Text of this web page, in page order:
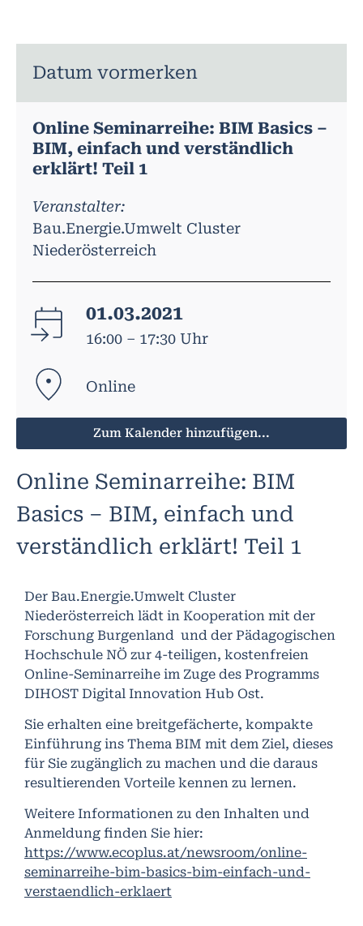
Datum vormerken
Online Seminarreihe: BIM Basics –
BIM, einfach und verständlich
erklärt! Teil 1
Veranstalter:
Bau.Energie.Umwelt Cluster
Niederösterreich
01.03.2021
16:00 – 17:30 Uhr
Online
Zum Kalender hinzufügen...
Online Seminarreihe: BIM
Basics – BIM, einfach und
verständlich erklärt! Teil 1
Der Bau.Energie.Umwelt Cluster
Niederösterreich lädt in Kooperation mit der
Forschung Burgenland und der Pädagogischen
Hochschule NÖ zur 4-teiligen, kostenfreien
Online-Seminarreihe im Zuge des Programms
DIHOST Digital Innovation Hub Ost.
Sie erhalten eine breitgefächerte, kompakte
Einführung ins Thema BIM mit dem Ziel, dieses
für Sie zugänglich zu machen und die daraus
resultierenden Vorteile kennen zu lernen.
Weitere Informationen zu den Inhalten und
Anmeldung finden Sie hier:
https://www.ecoplus.at/newsroom/online-
seminarreihe-bim-basics-bim-einfach-und-
verstaendlich-erklaert